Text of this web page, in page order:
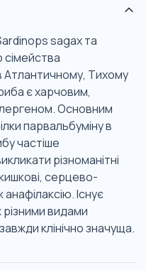
sagax та
сімейства
Тихому
є харчовим,
Основним
парвальбуміну в
частіше
різноманітні
серцево-
Існує
видами
клінічно значуща.